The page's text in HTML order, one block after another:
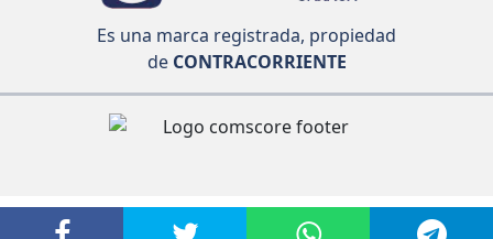
Es una marca registrada, propiedad
deCONTRACORRIENTE